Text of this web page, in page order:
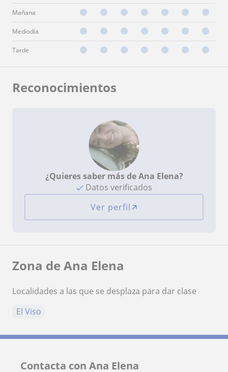
Mañana
Mediodía
Tarde
Reconocimientos
¿Quieres saber más de Ana Elena?
Datos verificados
Ver perfil
Zona de Ana Elena
Localidades a las que se desplaza para dar clase
El Viso
Contacta con Ana Elena